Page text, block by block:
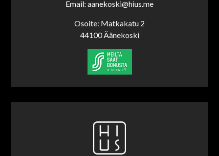
Email: aanekoski@hius.me
Osoite: Matkakatu 2
44100 Äänekoski